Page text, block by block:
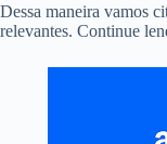
Dessa maneira vamos
relevantes. Continue